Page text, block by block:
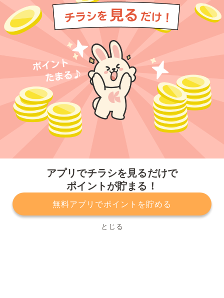
アプリでチラシを見るだけで
ポイントが貯まる！
無料アプリでポイントを貯める
とじる
プライバシーポリシー 利用規約
運営会社
サービスに関してのお問い合わせ